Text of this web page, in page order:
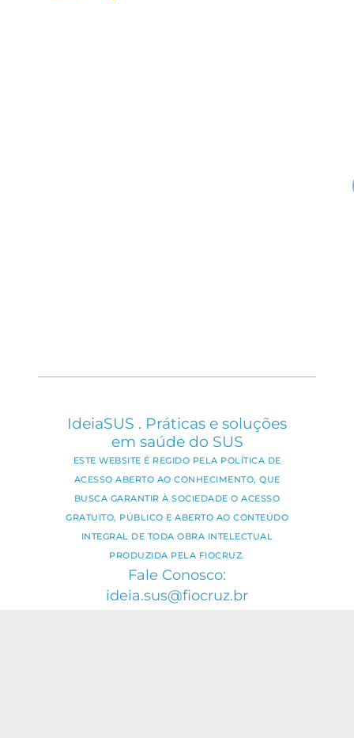
IdeiaSUS . Práticas e soluções
em saúde do SUS
ESTE WEBSITE É REGIDO PELA POLÍTICA DE
ACESSO ABERTO AO CONHECIMENTO, QUE
BUSCA GARANTIR À SOCIEDADE O ACESSO
GRATUITO, PÚBLICO E ABERTO AO CONTEÚDO
INTEGRAL DE TODA OBRA INTELECTUAL
PRODUZIDA PELA FIOCRUZ.
Fale Conosco:
ideia.sus@fiocruz.br